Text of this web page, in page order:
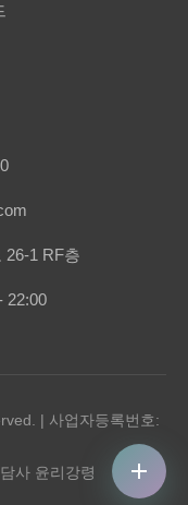
26-1 RF층
22:00
| 사업자등록번호:
사 윤리강령